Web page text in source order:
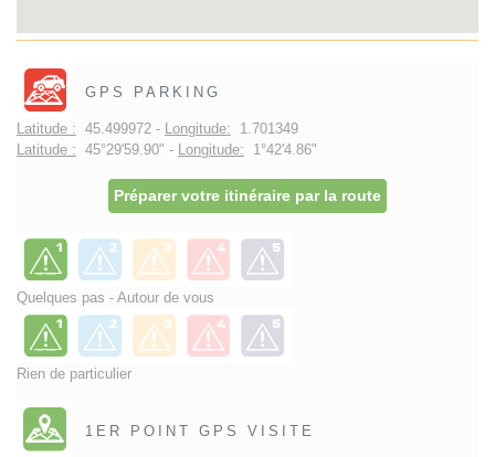
GPS PARKING
Latitude : 45.499972 - Longitude: 1.701349
Latitude : 45°29'59.90" - Longitude: 1°42'4.86"
Préparer votre itinéraire par la route
Quelques pas - Autour de vous
Rien de particulier
1ER POINT GPS VISITE